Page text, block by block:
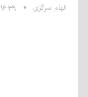
الهام سرگزی ۱۶:۳۹ - ۲۴ تیر ۱۴۰۴